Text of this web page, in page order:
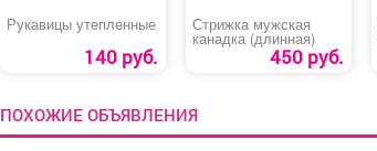
Рукавицы утепленные
140 руб.
Стрижка мужская
канадка (длинная)
450 руб.
ПОХОЖИЕ ОБЪЯВЛЕНИЯ